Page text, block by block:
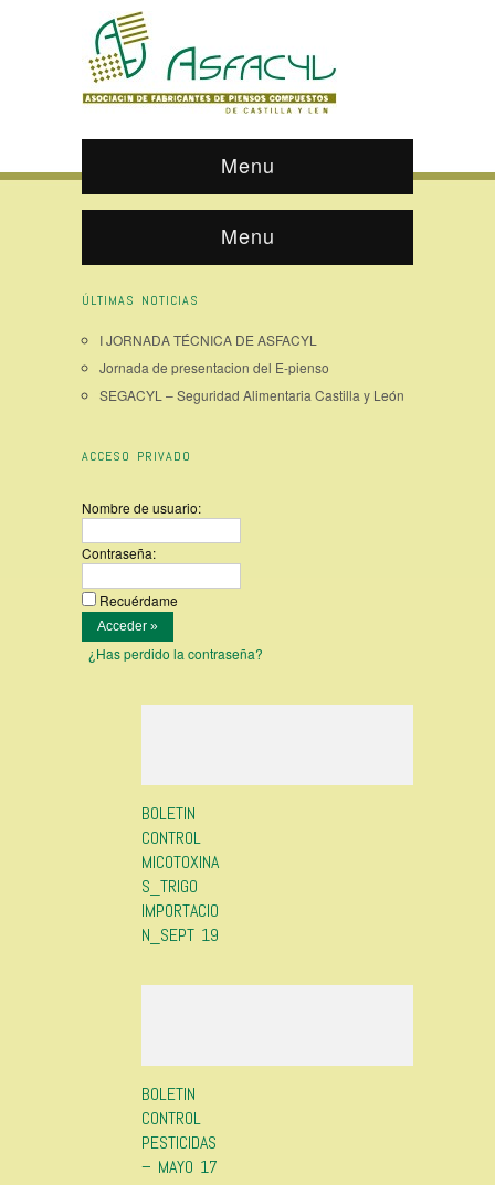
Menu
Menu
ÚLTIMAS NOTICIAS
I JORNADA TÉCNICA DE ASFACYL
Jornada de presentacion del E-pienso
SEGACYL – Seguridad Alimentaria Castilla y León
ACCESO PRIVADO
Nombre de usuario:
Contraseña:
Recuérdame
¿Has perdido la contraseña?
BOLETIN
CONTROL
MICOTOXINA
S_TRIGO
IMPORTACIO
N_SEPT 19
BOLETIN
CONTROL
PESTICIDAS
– MAYO 17